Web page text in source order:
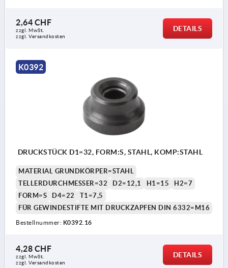
2,64 CHF
zzgl. MwSt.
zzgl. Versandkosten
DETAILS
K0392
DRUCKSTÜCK D1=32, FORM:S, STAHL, KOMP:STAHL
MATERIAL GRUNDKÖRPER=STAHL
TELLERDURCHMESSER=32
D2=12,1 H1=15
H2=7
FORM=S
D4=22
T1=7,5
FÜR GEWINDESTIFTE MIT DRUCKZAPFEN DIN 6332=M16
Bestellnummer: K0392.16
4,28 CHF
zzgl. MwSt.
zzgl. Versandkosten
DETAILS